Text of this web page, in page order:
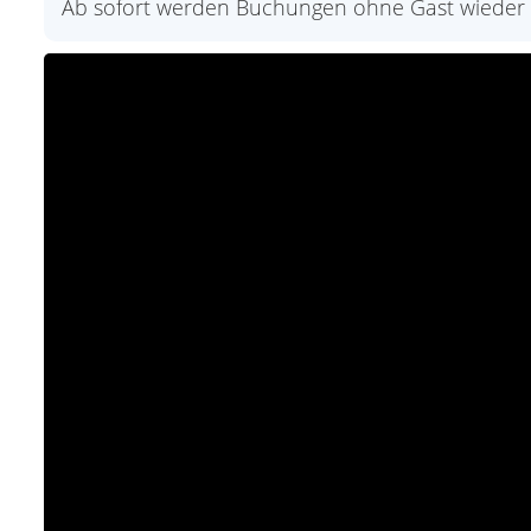
Ab sofort werden Buchungen ohne Gast